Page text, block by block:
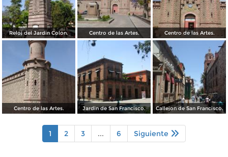
Reloj del Jardin Colon. Centro de las Artes. Centro de las Artes.
Centro de las Artes. Jardin de San Francisco. Callejon de San Francisco.
1 2 3 ... 6 Siguiente